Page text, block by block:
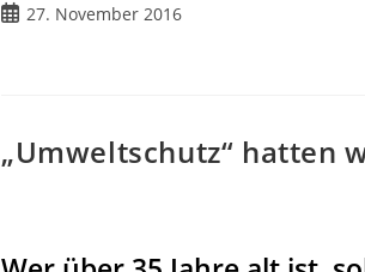
Beitrag
27. November 2016
„Umweltschutz“ hatten